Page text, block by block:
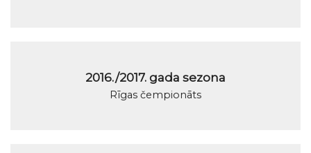
2016./2017. gada sezona
Rīgas čempionāts